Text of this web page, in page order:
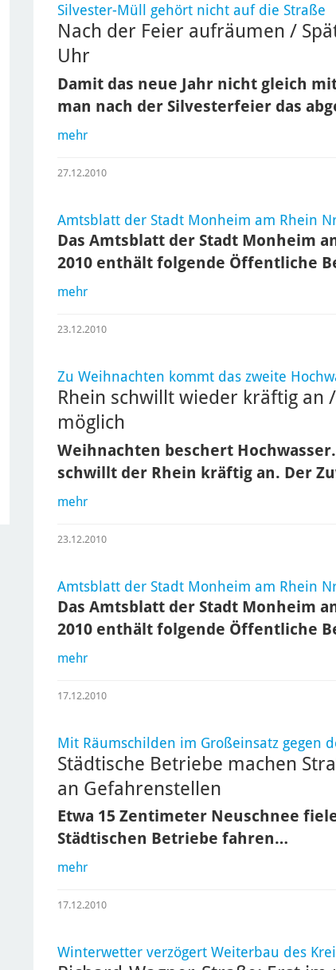
Silvester-Müll gehört nicht auf die Straße
Nach der Feier aufräumen /
Uhr
Damit das neue Jahr nicht gleich
man nach der Silvesterfeier das
mehr
27.12.2010
Amtsblatt der Stadt Monheim am Rhein
Das Amtsblatt der Stadt Monheim
2010 enthält folgende Öffentliche
mehr
23.12.2010
Zu Weihnachten kommt das zweite
Rhein schwillt wieder kräftig an
möglich
Weihnachten beschert
schwillt der Rhein kräftig an. Der
mehr
23.12.2010
Amtsblatt der Stadt Monheim am Rhein
Das Amtsblatt der Stadt Monheim
2010 enthält folgende Öffentliche
mehr
17.12.2010
Mit Räumschilden im Großeinsatz gegen
Städtische Betriebe machen
an Gefahrenstellen
Etwa 15 Zentimeter Neuschnee
Städtischen Betriebe fahren…
mehr
17.12.2010
Winterwetter verzögert Weiterbau des